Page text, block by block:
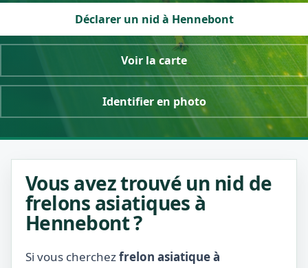
Déclarer un nid à Hennebont
Voir la carte
Identifier en photo
Vous avez trouvé un nid de
frelons asiatiques à
Hennebont ?
Si vous cherchezfrelon asiatique à